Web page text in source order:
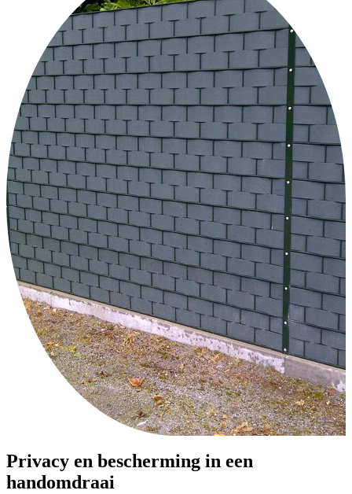
Privacy en bescherming in een
handomdraai